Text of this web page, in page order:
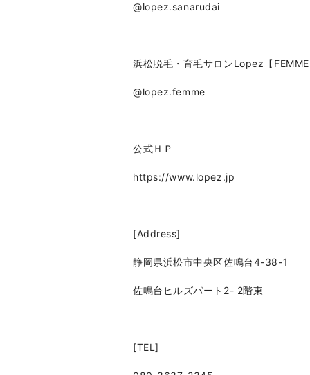
@lopez.sanarudai
浜松脱毛・育毛サロンLopez【FEMME
@lopez.femme
公式ＨＰ
https://www.lopez.jp
[Address]
静岡県浜松市中央区佐鳴台4-38-1
佐鳴台ヒルズパート2- 2階東
[TEL]